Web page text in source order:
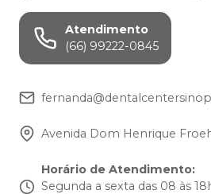
Atendimento
(66) 99222-0845
Avenida Dom Henrique
Horário de Atendimento:
Segunda a sexta das 08 às